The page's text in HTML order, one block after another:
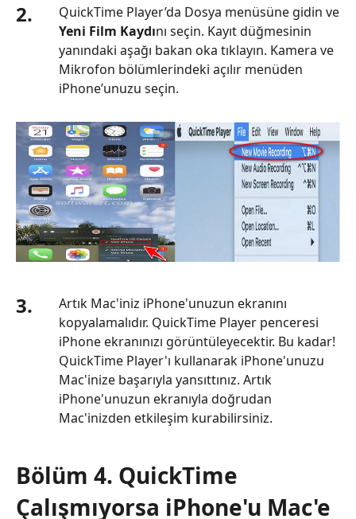
2.
QuickTime Player’da Dosya menüsüne gidin ve
Yeni Film Kaydını seçin. Kayıt düğmesinin
yanındaki aşağı bakan oka tıklayın. Kamera ve
Mikrofon bölümlerindeki açılır menüden
iPhone’unuzu seçin.
3.
Artık Mac'iniz iPhone'unuzun ekranını
kopyalamalıdır. QuickTime Player penceresi
iPhone ekranınızı görüntüleyecektir. Bu kadar!
QuickTime Player'ı kullanarak iPhone'unuzu
Mac'inize başarıyla yansıttınız. Artık
iPhone'unuzun ekranıyla doğrudan
Mac'inizden etkileşim kurabilirsiniz.
Bölüm 4. QuickTime
Çalışmıyorsa iPhone'u Mac'e